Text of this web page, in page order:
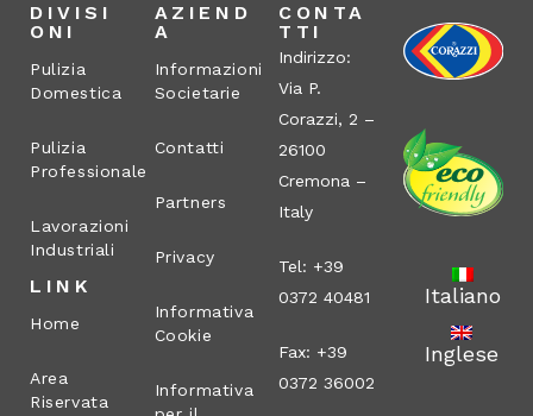
DIVISI
ONI
Pulizia
Domestica
Pulizia
Professionale
Lavorazioni
Industriali
LINK
Home
Area
Riservata
AZIEND
A
Informazioni
Societarie
Contatti
Partners
Privacy
Informativa
Cookie
Informativa
CONTA
TTI
Indirizzo:
Via P.
Corazzi, 2 –
26100
Cremona –
Italy
Tel: +39
0372 40481
Fax: +39
0372 36002
Italiano
Inglese